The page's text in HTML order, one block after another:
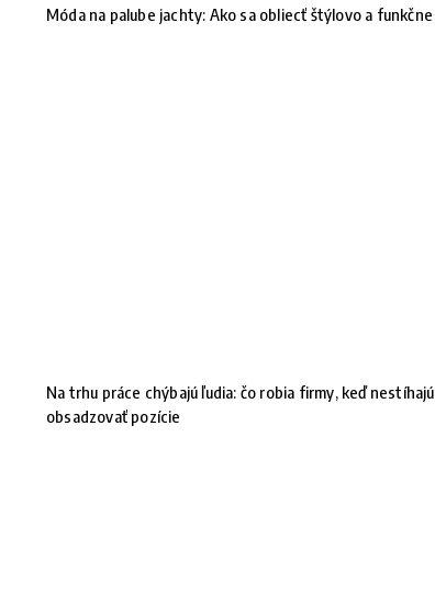
Móda na palube jachty: Ako sa obliecť štýlovo a funkčne
Na trhu práce chýbajú ľudia: čo robia firmy, keď nestíhajú
obsadzovať pozície